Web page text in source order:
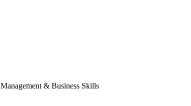
Management & Business Skills